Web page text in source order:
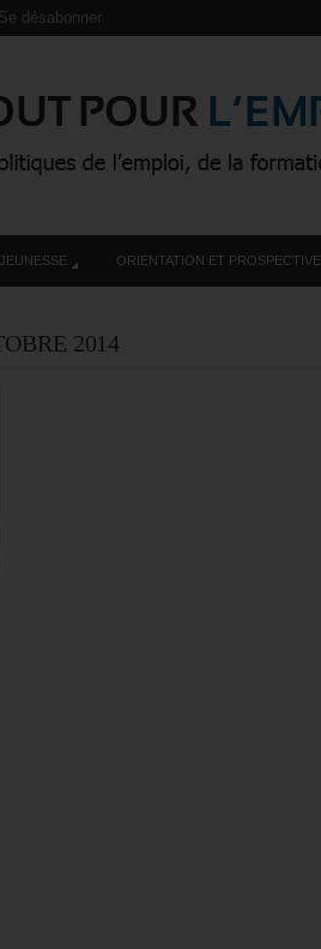
Se désabonner
JEUNESSE ORIENTATION ET PROSPECTIVE
2014